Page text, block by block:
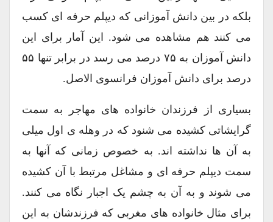
بلکه در بین دانش آموزانی که دیپلم حرفه ای کسب
می کنند هم مشاهده می شود. این آمار برای این
دانش آموزان به ۷۵ درصد می رسد در برابر تنها ۵۵
درصد برای دانش آموزان فرانسوی الاصل.
بسیاری از فرزندان خانواده های مهاجر به سمت
گرایشاتی کشیده می شنود که در وهله ی اول میلی
به آن ها نداشته اند. به خصوص زمانی که آنها به
سمت دیپلم حرفه ای و مشاغل مرتبط با آن کشیده
می شوند و به آن به چشم یک اجبار نگاه می کنند.
برای مثال خانواده های مغربی که فرزندشان به این